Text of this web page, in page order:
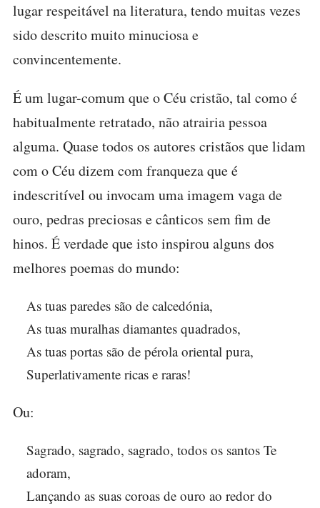
lugar respeitável na literatura, tendo muitas vezes
sido descrito muito minuciosa e
convincentemente.
É um lugar-comum que o Céu cristão, tal como é
habitualmente retratado, não atrairia pessoa
alguma. Quase todos os autores cristãos que lidam
com o Céu dizem com franqueza que é
indescritível ou invocam uma imagem vaga de
ouro, pedras preciosas e cânticos sem fim de
hinos. É verdade que isto inspirou alguns dos
melhores poemas do mundo:
As tuas paredes são de calcedónia,
As tuas muralhas diamantes quadrados,
As tuas portas são de pérola oriental pura,
Superlativamente ricas e raras!
Ou:
Sagrado, sagrado, sagrado, todos os santos Te
adoram,
Lançando as suas coroas de ouro ao redor do